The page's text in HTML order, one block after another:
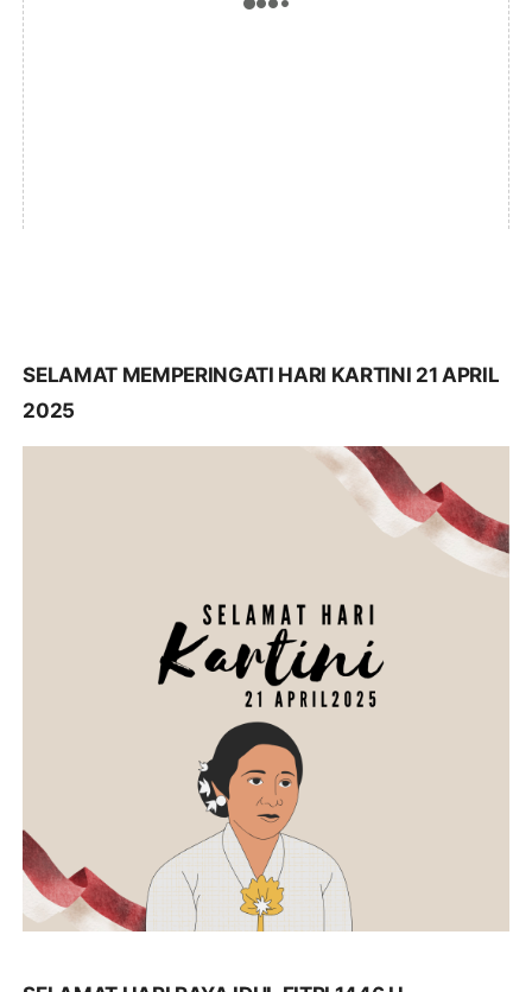
SELAMAT MEMPERINGATI HARI KARTINI 21 APRIL
2025